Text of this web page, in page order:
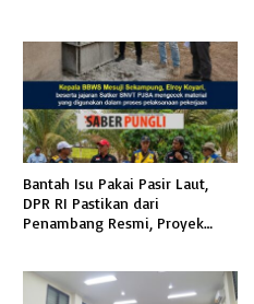
Bantah Isu Pakai Pasir Laut,
DPR RI Pastikan dari
Penambang Resmi, Proyek